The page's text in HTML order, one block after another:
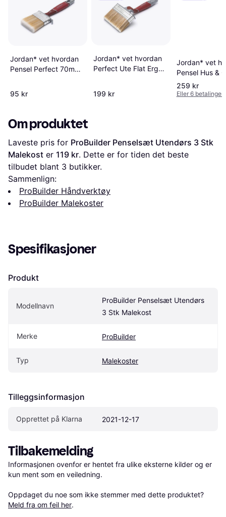
Jordan* vet hvordan
Pensel Perfect 70mm
95 kr
Jordan* vet hvordan
Perfect Ute Flat Ergo
199 kr
Jordan* vet
Pensel Hus &
75 mm Vinkel
Malekost
259 kr
Eller 6 betalinger
Om produktet
Laveste pris for ProBuilder Penselsæt Utendørs 3 Stk
Malekost er 119 kr. Dette er for tiden det beste
tilbudet blant 3 butikker.
Sammenlign:
ProBuilder Håndverktøy
ProBuilder Malekoster
Spesifikasjoner
Produkt
Modellnavn
ProBuilder Penselsæt Utendørs
3 Stk Malekost
Merke ProBuilder
Typ Malekoster
Tilleggsinformasjon
Opprettet på Klarna 2021-12-17
Tilbakemelding
Informasjonen ovenfor er hentet fra ulike eksterne kilder og er
kun ment som en veiledning.
Oppdaget du noe som ikke stemmer med dette produktet?
Meld fra om feil her.